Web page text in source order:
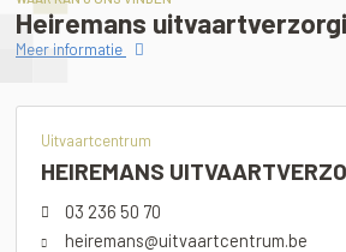
Heiremans
Meer informatie
Uitvaartcentrum
HEIREMANS
03 236 50 70
heiremans@uitvaartcentrum.be